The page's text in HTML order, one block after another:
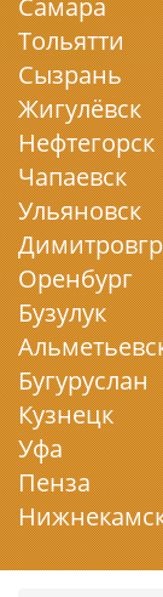
Самара
Тольятти
Сызрань
Жигулёвск
Нефтегорск
Чапаевск
Ульяновск
Оренбург
Бузулук
Бугуруслан
Кузнецк
Уфа
Пенза